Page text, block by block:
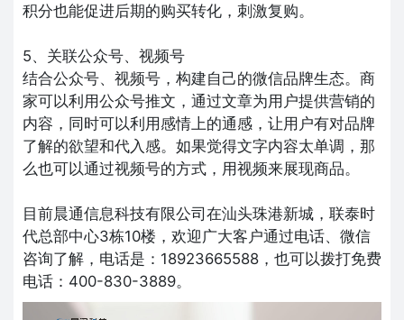
积分也能促进后期的购买转化，刺激复购。
5、关联公众号、视频号
结合公众号、视频号，构建自己的微信品牌生态。商
家可以利用公众号推文，通过文章为用户提供营销的
内容，同时可以利用感情上的通感，让用户有对品牌
了解的欲望和代入感。如果觉得文字内容太单调，那
么也可以通过视频号的方式，用视频来展现商品。
目前晨通信息科技有限公司在汕头珠港新城，联泰时
代总部中心3栋10楼，欢迎广大客户通过电话、微信
咨询了解，电话是：18923665588，也可以拨打免费
电话：400-830-3889。